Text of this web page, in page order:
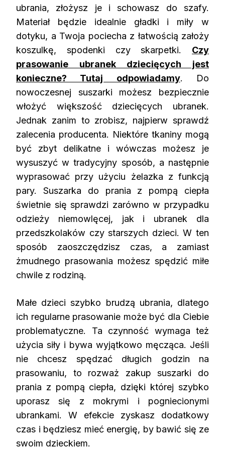
ubrania, złożysz je i schowasz do szafy.
Materiał będzie idealnie gładki i miły w
dotyku, a Twoja pociecha z łatwością założy
koszulkę, spodenki czy skarpetki. Czy
prasowanie ubranek dziecięcych jest
konieczne? Tutaj odpowiadamy. Do
nowoczesnej suszarki możesz bezpiecznie
włożyć większość dziecięcych ubranek.
Jednak zanim to zrobisz, najpierw sprawdź
zalecenia producenta. Niektóre tkaniny mogą
być zbyt delikatne i wówczas możesz je
wysuszyć w tradycyjny sposób, a następnie
wyprasować przy użyciu żelazka z funkcją
pary. Suszarka do prania z pompą ciepła
świetnie się sprawdzi zarówno w przypadku
odzieży niemowlęcej, jak i ubranek dla
przedszkolaków czy starszych dzieci. W ten
sposób zaoszczędzisz czas, a zamiast
żmudnego prasowania możesz spędzić miłe
chwile z rodziną.
Małe dzieci szybko brudzą ubrania, dlatego
ich regularne prasowanie może być dla Ciebie
problematyczne. Ta czynność wymaga też
użycia siły i bywa wyjątkowo męcząca. Jeśli
nie chcesz spędzać długich godzin na
prasowaniu, to rozważ zakup suszarki do
prania z pompą ciepła, dzięki której szybko
uporasz się z mokrymi i pogniecionymi
ubrankami. W efekcie zyskasz dodatkowy
czas i będziesz mieć energię, by bawić się ze
swoim dzieckiem.